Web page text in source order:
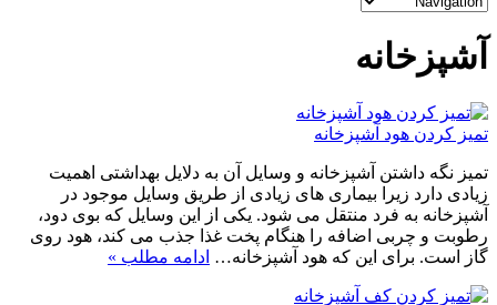
آشپزخانه
تمیز کردن هود آشپزخانه
تمیز نگه داشتن آشپزخانه و وسایل آن به دلایل بهداشتی اهمیت
زیادی دارد زیرا بیماری های زیادی از طریق وسایل موجود در
آشپزخانه به فرد منتقل می شود. یکی از این وسایل که بوی دود،
رطوبت و چربی اضافه را هنگام پخت غذا جذب می کند، هود روی
گاز است. برای این که هود آشپزخانه… ادامه مطلب »